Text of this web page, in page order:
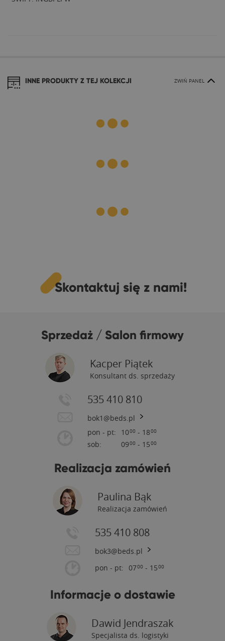
INNE PRODUKTY Z TEJ KOLEKCJI ZWIŃ PANEL
Skontaktuj się z nami!
Sprzedaż / Salon firmowy
Kacper Piątek
Konsultant ds. sprzedaży
535 410 810
bok1@beds.pl
pon - pt:
sob:
1000 - 1800
0900 - 1500
Realizacja zamówień
Paulina Bąk
Realizacja zamówień
535 410 808
bok3@beds.pl
pon - pt: 0700 - 1500
Informacje o dostawie
Dawid Jendraszak
Specjalista ds. logistyki